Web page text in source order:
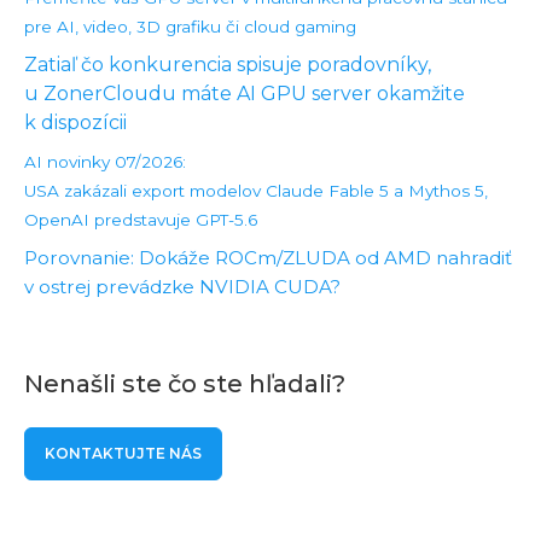
pre AI, video, 3D grafiku či cloud gaming
Zatiaľ čo konkurencia spisuje poradovníky,
u ZonerCloudu máte AI GPU server okamžite
k dispozícii
AI novinky 07/2026:
USA zakázali export modelov Claude Fable 5 a Mythos 5,
OpenAI predstavuje GPT-5.6
Porovnanie: Dokáže ROCm/ZLUDA od AMD nahradiť
v ostrej prevádzke NVIDIA CUDA?
Nenašli ste čo ste hľadali?
KONTAKTUJTE NÁS